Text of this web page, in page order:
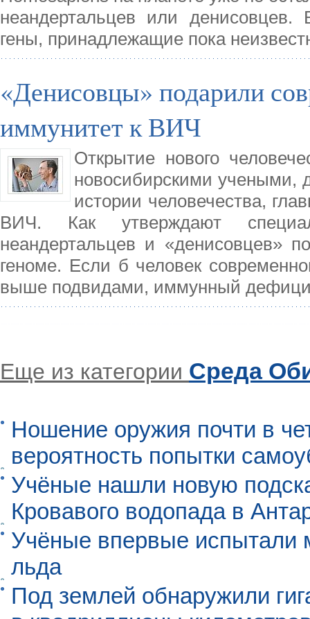
неандертальцев или
гены, принадлежащие пока
«Денисовцы» подарили
иммунитет к ВИЧ
Открытие нового
новосибирскими учеными,
истории человечества,
ВИЧ. Как утверждают
неандертальцев и «денисовцев»
геноме. Если б человек
выше подвидами, иммунный
Еще из категории Среда
Ношение оружия почти в
вероятность попытки
Учёные нашли новую
Кровавого водопада в
Учёные впервые испытали
льда
Под землей обнаружили